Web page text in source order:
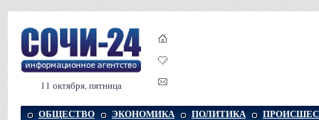
11 октября, пятница
ОБЩЕСТВО ЭКОНОМИКА ПОЛИТИКА